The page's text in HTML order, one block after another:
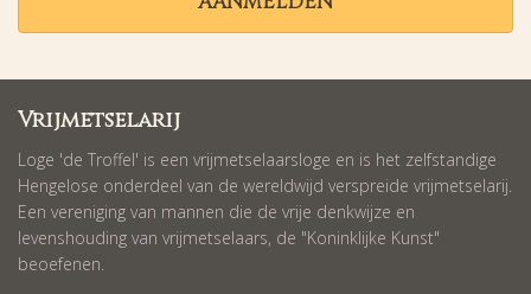
Vrijmetselarij
Loge 'de Troffel' is een vrijmetselaarsloge en is het zelfstandige
Hengelose onderdeel van de wereldwijd verspreide vrijmetselarij.
Een vereniging van mannen die de vrije denkwijze en
levenshouding van vrijmetselaars, de "Koninklijke Kunst"
beoefenen.